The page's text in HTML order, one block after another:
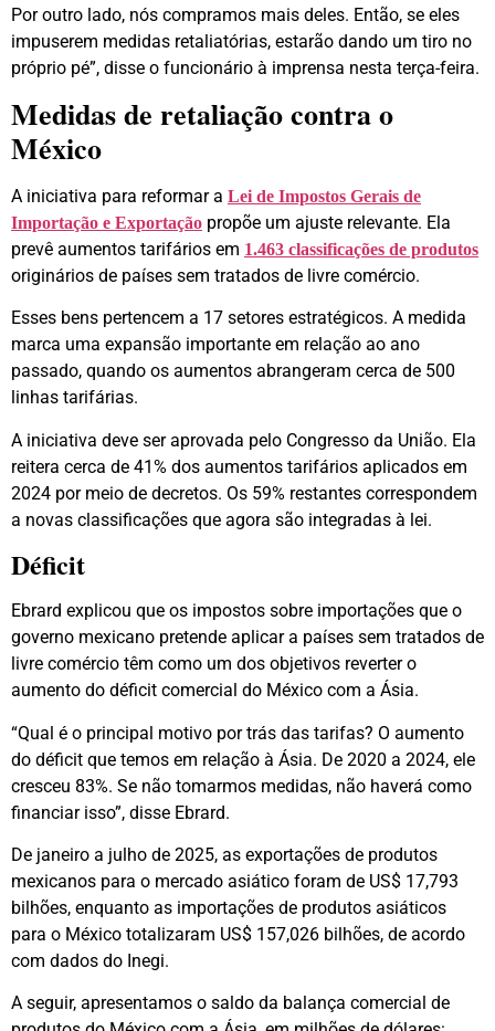
Por outro lado, nós compramos mais deles. Então, se eles
impuserem medidas retaliatórias, estarão dando um tiro no
próprio pé”, disse o funcionário à imprensa nesta terça-feira.
Medidas de retaliação contra o
México
A iniciativa para reformar a Lei de Impostos Gerais de
Importação e Exportação propõe um ajuste relevante. Ela
prevê aumentos tarifários em 1.463 classificações de produtos
originários de países sem tratados de livre comércio.
Esses bens pertencem a 17 setores estratégicos. A medida
marca uma expansão importante em relação ao ano
passado, quando os aumentos abrangeram cerca de 500
linhas tarifárias.
A iniciativa deve ser aprovada pelo Congresso da União. Ela
reitera cerca de 41% dos aumentos tarifários aplicados em
2024 por meio de decretos. Os 59% restantes correspondem
a novas classificações que agora são integradas à lei.
Déficit
Ebrard explicou que os impostos sobre importações que o
governo mexicano pretende aplicar a países sem tratados de
livre comércio têm como um dos objetivos reverter o
aumento do déficit comercial do México com a Ásia.
“Qual é o principal motivo por trás das tarifas? O aumento
do déficit que temos em relação à Ásia. De 2020 a 2024, ele
cresceu 83%. Se não tomarmos medidas, não haverá como
financiar isso”, disse Ebrard.
De janeiro a julho de 2025, as exportações de produtos
mexicanos para o mercado asiático foram de US$ 17,793
bilhões, enquanto as importações de produtos asiáticos
para o México totalizaram US$ 157,026 bilhões, de acordo
com dados do Inegi.
A seguir, apresentamos o saldo da balança comercial de